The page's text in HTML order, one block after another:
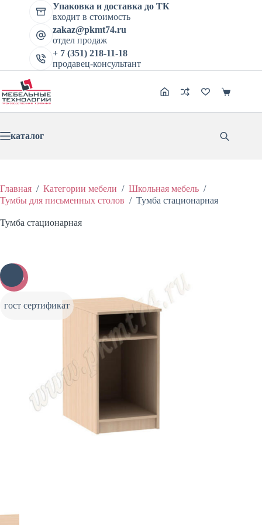
Тумба стационарная
3624₽
Первоначальная
составляла
3624 ₽.
2899₽
Текущая
2899 ₽.
В корзину
можно
выбрать
Упаковка и доставка до ТК
входит в стоимость
zakaz@pkmt74.ru
отдел продаж
+ 7 (351) 218-11-18
продавец-консультант
Корзина
каталог
Главная / Категории мебели / Школьная мебель /
Тумбы для письменных столов / Тумба стационарная
Тумба стационарная
-20%
гост сертификат